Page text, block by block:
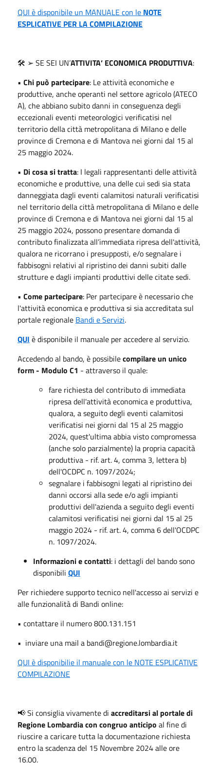
QUI è disponibile un MANUALE con le NOTE
ESPLICATIVE PER LA COMPILAZIONE
🛠️ ➢ SE SEI UN’ATTIVITA’ ECONOMICA PRODUTTIVA:
• Chi può partecipare: Le attività economiche e
produttive, anche operanti nel settore agricolo (ATECO
A), che abbiano subito danni in conseguenza degli
eccezionali eventi meteorologici verificatisi nel
territorio della città metropolitana di Milano e delle
province di Cremona e di Mantova nei giorni dal 15 al
25 maggio 2024.
• Di cosa si tratta: I legali rappresentanti delle attività
economiche e produttive, una delle cui sedi sia stata
danneggiata dagli eventi calamitosi naturali verificatisi
nel territorio della città metropolitana di Milano e delle
province di Cremona e di Mantova nei giorni dal 15 al
25 maggio 2024, possono presentare domanda di
contributo finalizzata all’immediata ripresa dell'attività,
qualora ne ricorrano i presupposti, e/o segnalare i
fabbisogni relativi al ripristino dei danni subiti dalle
strutture e dagli impianti produttivi delle citate sedi.
• Come partecipare: Per partecipare è necessario che
l'attività economica e produttiva si sia accreditata sul
portale regionale Bandi e Servizi.
QUI è disponibile il manuale per accedere al servizio.
Accedendo al bando, è possibilecompilare un unico
form - Modulo C1 - attraverso il quale:
fare richiesta del contributo di immediata
ripresa dell'attività economica e produttiva,
qualora, a seguito degli eventi calamitosi
verificatisi nei giorni dal 15 al 25 maggio
2024, quest'ultima abbia visto compromessa
(anche solo parzialmente) la propria capacità
produttiva - rif. art. 4, comma 3, lettera b)
dell'OCDPC n. 1097/2024;
segnalare i fabbisogni legati al ripristino dei
danni occorsi alla sede e/o agli impianti
produttivi dell'azienda a seguito degli eventi
calamitosi verificatisi nei giorni dal 15 al 25
maggio 2024 - rif. art. 4, comma 6 dell'OCDPC
n. 1097/2024.
Informazioni e contatti: i dettagli del bando sono
disponibili QUI
Per richiedere supporto tecnico nell'accesso ai servizi e
alle funzionalità di Bandi online:
• contattare il numero 800.131.151
• inviare una mail a bandi@regione.lombardia.it
QUI è disponibilie il manuale con le NOTE ESPLICATIVE
COMPILAZIONE
📢 Si consiglia vivamente di accreditarsi al portale di
Regione Lombardia con congruo anticipo al fine di
riuscire a caricare tutta la documentazione richiesta
entro la scadenza del 15 Novembre 2024 alle ore
16.00.